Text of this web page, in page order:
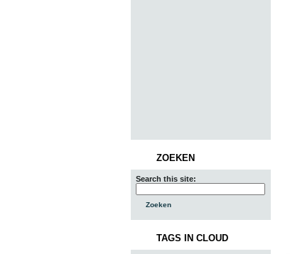
ZOEKEN
Search this site:
TAGS IN CLOUD